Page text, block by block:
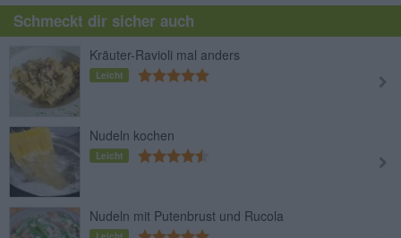
Schmeckt dir sicher auch
Kräuter-Ravioli mal anders
Leicht
Nudeln kochen
Leicht
Nudeln mit Putenbrust und Rucola